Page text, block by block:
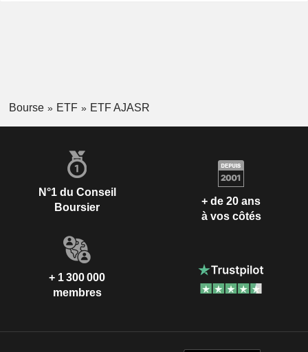
Bourse ETF ETF AJASR
N°1 du Conseil
Boursier
+ de 20 ans
à vos côtés
+ 1 300 000
membres